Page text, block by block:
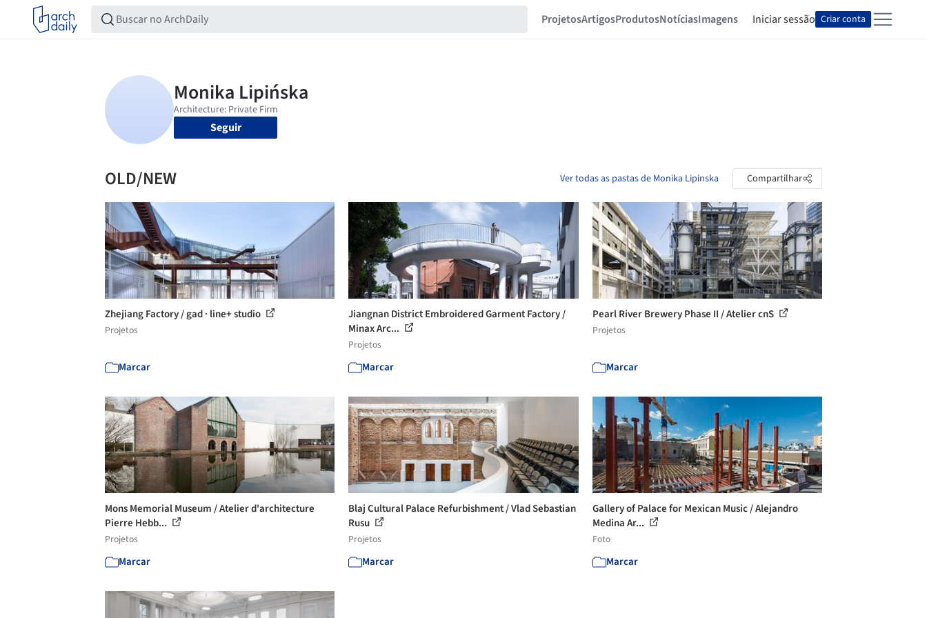
ProjetosArtigosProdutosNotíciasImagens Iniciar sessão Criar conta
Seguir
OLD/NEW Ver todas as pastas de Monika Lipinska Compartilhar
Zhejiang Factory / gad · line+ studio
Projetos
Marcar
Jiangnan District Embroidered Garment Factory /
Minax Arc...
Projetos
Marcar
Pearl River Brewery Phase II / Atelier cnS
Projetos
Marcar
Mons Memorial Museum / Atelier d'architecture
Pierre Hebb...
Projetos
Marcar
Blaj Cultural Palace Refurbishment / Vlad Sebastian
Rusu
Projetos
Marcar
Gallery of Palace for Mexican Music / Alejandro
Medina Ar...
Foto
Marcar